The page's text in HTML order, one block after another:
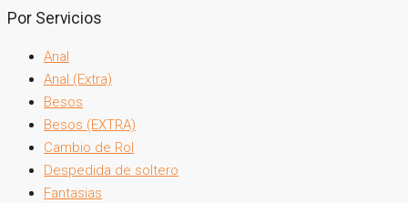
Por Servicios
Anal
Anal (Extra)
Besos
Besos (EXTRA)
Cambio de Rol
Despedida de soltero
Fantasias